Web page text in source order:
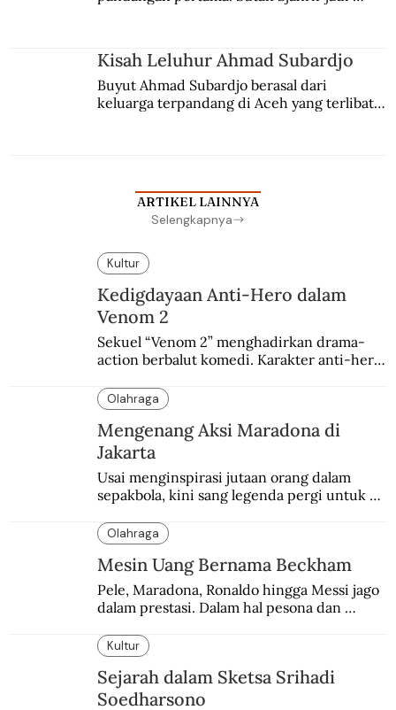
Kisah Leluhur Ahmad Subardjo
Buyut Ahmad Subardjo berasal dari
keluarga terpandang di Aceh yang terlibat
ARTIKEL LAINNYA
Selengkapnya
Kultur
Kedigdayaan Anti-Hero dalam
Venom 2
Sekuel “Venom 2” menghadirkan drama-
action berbalut komedi. Karakter anti-hero
penggemar.
Olahraga
Mengenang Aksi Maradona di
Jakarta
Usai menginspirasi jutaan orang dalam
sepakbola, kini sang legenda pergi untuk
menjadi salah satu kota yang dikunjungi
Maradona.
Olahraga
Mesin Uang Bernama Beckham
Pele, Maradona, Ronaldo hingga Messi jago
dalam prestasi. Dalam hal pesona dan
Kultur
Sejarah dalam Sketsa Srihadi
Soedharsono